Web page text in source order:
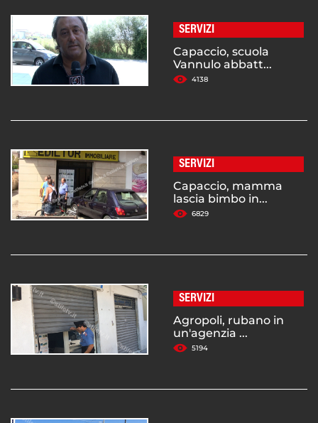
SERVIZI
Capaccio, scuola
Vannulo abbatt...
4138
SERVIZI
Capaccio, mamma
lascia bimbo in...
6829
SERVIZI
Agropoli, rubano in
un'agenzia ...
5194